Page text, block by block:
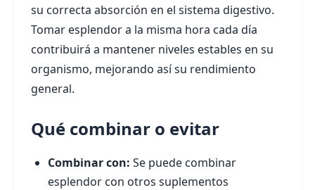
su correcta absorción en el sistema digestivo.
Tomar esplendor a la misma hora cada día
contribuirá a mantener niveles estables en su
organismo, mejorando así su rendimiento
general.
Qué combinar o evitar
Combinar con: Se puede combinar
esplendor con otros suplementos